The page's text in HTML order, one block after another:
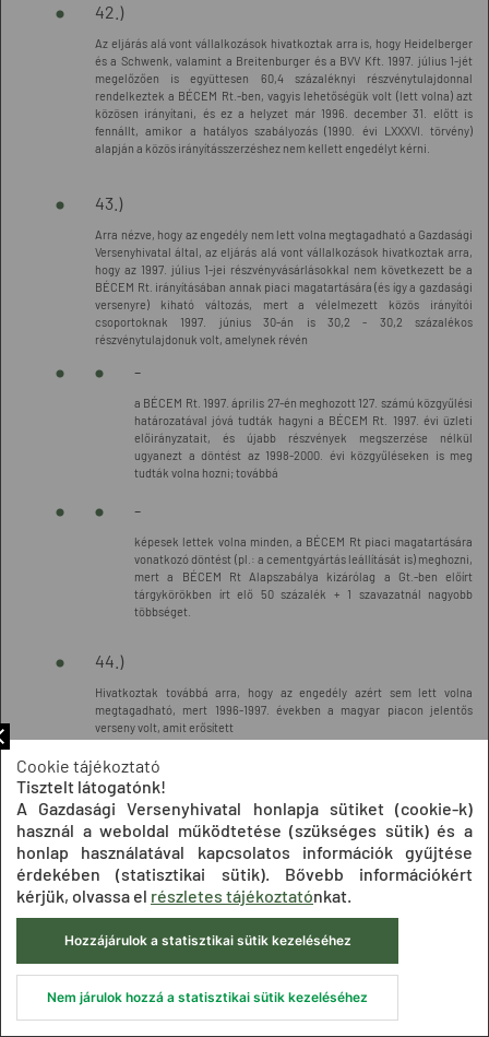
42.)
Az eljárás alá vont vállalkozások hivatkoztak arra is, hogy Heidelberger
és a Schwenk, valamint a Breitenburger és a BVV Kft. 1997. július 1-jét
megelőzően is együttesen 60,4 százaléknyi részvénytulajdonnal
rendelkeztek a BÉCEM Rt.-ben, vagyis lehetőségük volt (lett volna) azt
közösen irányítani, és ez a helyzet már 1996. december 31. előtt is
fennállt, amikor a hatályos szabályozás (1990. évi LXXXVI. törvény)
alapján a közös irányításszerzéshez nem kellett engedélyt kérni.
43.)
Arra nézve, hogy az engedély nem lett volna megtagadható a Gazdasági
Versenyhivatal által, az eljárás alá vont vállalkozások hivatkoztak arra,
hogy az 1997. július 1-jei részvényvásárlásokkal nem következett be a
BÉCEM Rt. irányításában annak piaci magatartására (és így a gazdasági
versenyre) kiható változás, mert a vélelmezett közös irányítói
csoportoknak 1997. június 30-án is 30,2 - 30,2 százalékos
részvénytulajdonuk volt, amelynek révén
-
a BÉCEM Rt. 1997. április 27-én meghozott 127. számú közgyűlési
határozatával jóvá tudták hagyni a BÉCEM Rt. 1997. évi üzleti
előirányzatait, és újabb részvények megszerzése nélkül
ugyanezt a döntést az 1998-2000. évi közgyűléseken is meg
tudták volna hozni; továbbá
-
képesek lettek volna minden, a BÉCEM Rt piaci magatartására
vonatkozó döntést (pl.: a cementgyártás leállítását is) meghozni,
mert a BÉCEM Rt Alapszabálya kizárólag a Gt.-ben előírt
tárgykörökben írt elő 50 százalék + 1 szavazatnál nagyobb
többséget.
44.)
Hivatkoztak továbbá arra, hogy az engedély azért sem lett volna
megtagadható, mert 1996-1997. években a magyar piacon jelentős
verseny volt, amit erősített
-
az alacsony kereslet, illetve a cementgyáraknak az abból fakadó
alacsony kapacitás kihasználása; valamint
-
az importverseny, amelyet jelez, hogy az import részaránya az
1996. évi 6 százalékról 2000. évre 20 százalék fölé emelkedett.
Az engedélykérési kötelezettség
Cookie tájékoztató
Tisztelt látogatónk!
A Gazdasági Versenyhivatal honlapja sütiket (cookie-k)
használ a weboldal működtetése (szükséges sütik) és a
honlap használatával kapcsolatos információk gyűjtése
érdekében (statisztikai sütik). Bővebb információkért
kérjük, olvassa el részletes tájékoztatónkat.
Hozzájárulok a statisztikai sütik kezeléséhez
Nem járulok hozzá a statisztikai sütik kezeléséhez